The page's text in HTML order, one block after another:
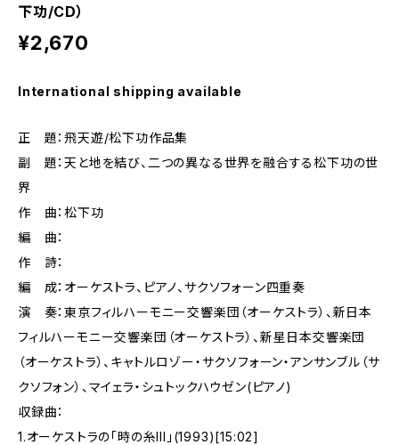
下功/CD）
¥2,670
International shipping available
正 題：飛天遊/松下功作品集
副 題：天と地を結び、二つの異なる世界を融合する松下功の世
界
作 曲：松下功
編 曲：
作 詩：
編 成：オーケストラ、ピアノ、サクソフォーン四重奏
演 奏：東京フィルハーモニー交響楽団（オーケストラ）、新日本
フィルハーモニー交響楽団（オーケストラ）、新星日本交響楽団
（オーケストラ）、キャトルロゾー・サクソフォーン・アンサンブル（サ
クソフォン）、マイェラ・シュトックハウゼン(ピアノ)
収録曲：
1.オーケストラの「時の糸III」(1993)[15:02]